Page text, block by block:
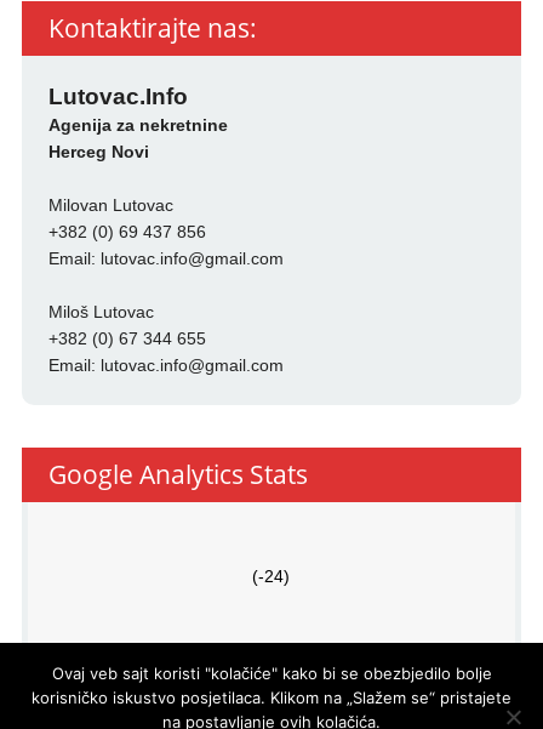
Kontaktirajte nas:
Lutovac.Info
Agenija za nekretnine
Herceg Novi
Milovan Lutovac
+382 (0) 69 437 856
Email: lutovac.info@gmail.com
Miloš Lutovac
+382 (0) 67 344 655
Email: lutovac.info@gmail.com
Google Analytics Stats
(-24)
Ovaj veb sajt koristi "kolačiće" kako bi se obezbjedilo bolje
korisničko iskustvo posjetilaca. Klikom na „Slažem se“ pristajete
na postavljanje ovih kolačića.